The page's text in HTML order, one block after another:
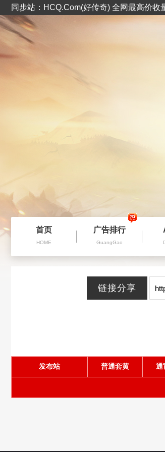
同步站：HCQ.Com(好传奇) 全网最高价收
首页
HOME
广告排行
GuangGao
发布站 普通套黄 通